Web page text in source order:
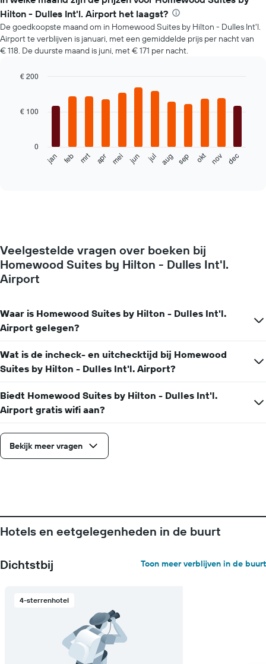
Hilton - Dulles Int'l. Airport het laagst?
De goedkoopste maand om in Homewood Suites by Hilton - Dulles Int'l.
Airport te verblijven is januari, met een gemiddelde prijs per nacht van
€ 118. De duurste maand is juni, met € 171 per nacht.
with
12
volgende
van
een
kamer
De
toont
1
X-
as
met
maanden.
De
heeft
1
Y-
as
met
jan feb mrt apr mei jun jul aug sep okt nov dec
0
€ 100
€ 200
Veelgestelde vragen over boeken bij
Homewood Suites by Hilton - Dulles Int'l.
Airport
Waar is Homewood Suites by Hilton - Dulles Int'l.
Airport gelegen?
Wat is de incheck- en uitchecktijd bij Homewood
Suites by Hilton - Dulles Int'l. Airport?
Biedt Homewood Suites by Hilton - Dulles Int'l.
Airport gratis wifi aan?
Bekijk meer vragen
Hotels en eetgelegenheden in de buurt
Dichtstbij Toon meer verblijven in de buurt
4-sterrenhotel